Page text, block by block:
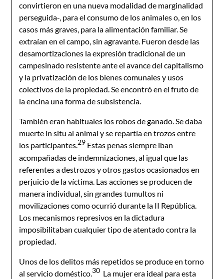
convirtieron en una nueva modalidad de marginalidad
perseguida-, para el consumo de los animales o, en los
casos más graves, para la alimentación familiar. Se
extraían en el campo, sin agravante. Fueron desde las
desamortizaciones la expresión tradicional de un
campesinado resistente ante el avance del capitalismo
y la privatización de los bienes comunales y usos
colectivos de la propiedad. Se encontró en el fruto de
la encina una forma de subsistencia.
También eran habituales los robos de ganado. Se daba
muerte in situ al animal y se repartía en trozos entre
los participantes.29 Estas penas siempre iban
acompañadas de indemnizaciones, al igual que las
referentes a destrozos y otros gastos ocasionados en
perjuicio de la víctima. Las acciones se producen de
manera individual, sin grandes tumultos ni
movilizaciones como ocurrió durante la II República.
Los mecanismos represivos en la dictadura
imposibilitaban cualquier tipo de atentado contra la
propiedad.
Unos de los delitos más repetidos se produce en torno
al servicio doméstico.30 La mujer era ideal para esta